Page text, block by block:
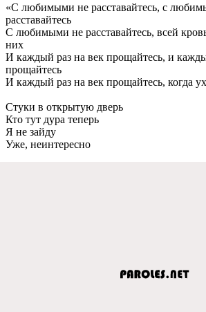
«С любимыми не расставайтесь, с
расставайтесь
С любимыми не расставайтесь, всей
них
И каждый раз на век прощайтесь, и
прощайтесь
И каждый раз на век прощайтесь, когда
Стуки в открытую дверь
Кто тут дура теперь
Я не зайду
Уже, неинтересно